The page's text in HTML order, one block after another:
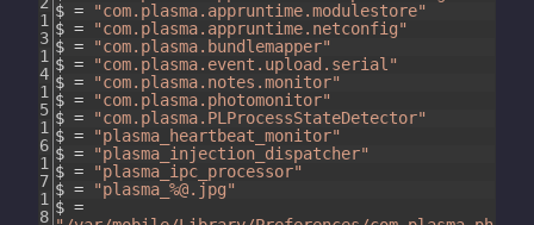
1
3
1
4
1
5
1
6
1
7
1
8
$ =
"com.plasma.appruntime.modulestore"
$ =
"com.plasma.appruntime.netconfig"
$ =
"com.plasma.bundlemapper"
$ =
"com.plasma.event.upload.serial"
$ =
"com.plasma.notes.monitor"
$ =
"com.plasma.photomonitor"
$ =
"com.plasma.PLProcessStateDetector"
$ =
"plasma_heartbeat_monitor"
$ =
"plasma_injection_dispatcher"
$ =
"plasma_ipc_processor"
$ =
"plasma_%@.jpg"
$ =